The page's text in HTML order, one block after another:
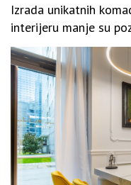
Izrada unikatnih
interijeru manje su